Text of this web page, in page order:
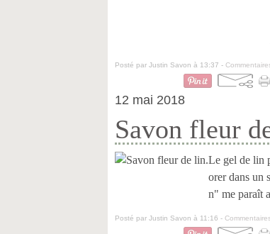
Posté par Justin Savon à 13:37 -
12 mai 2018
Savon fleur
Le gel de lin
orer dans un
n" me paraît
Posté par Justin Savon à 11:16 -